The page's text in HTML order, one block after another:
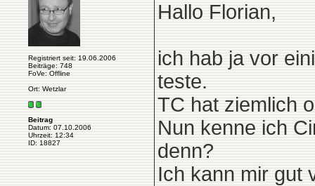
Registriert seit: 19.06.2006
Beiträge: 748
FoVe: Offline
Ort: Wetzlar
Beitrag
Datum: 07.10.2006
Uhrzeit: 12:34
ID: 18827
Hallo Florian,
ich hab ja vor
teste.
TC hat ziemlich
Nun kenne ich
denn?
Ich kann mir gut